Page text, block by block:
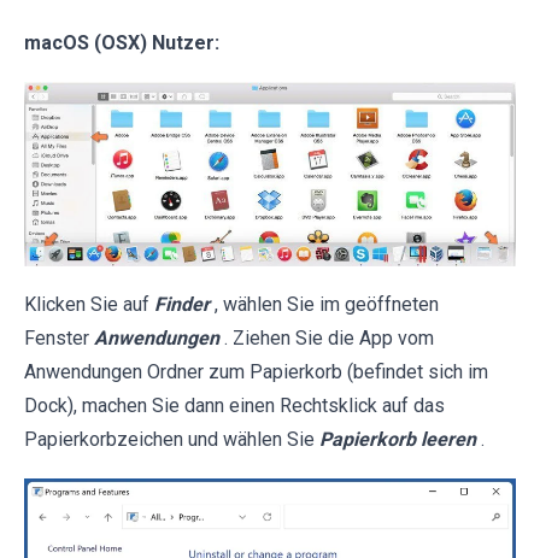
macOS (OSX) Nutzer:
Klicken Sie auf Finder , wählen Sie im geöffneten
Fenster Anwendungen . Ziehen Sie die App vom
Anwendungen Ordner zum Papierkorb (befindet sich im
Dock), machen Sie dann einen Rechtsklick auf das
Papierkorbzeichen und wählen Sie Papierkorb leeren .